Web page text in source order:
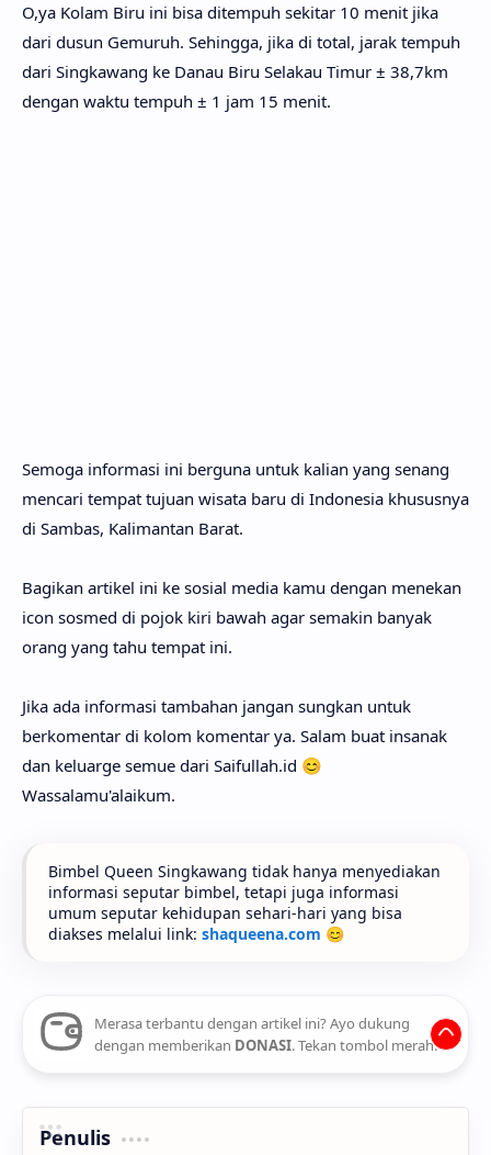
O,ya Kolam Biru ini bisa ditempuh sekitar 10 menit jika
dari dusun Gemuruh. Sehingga, jika di total, jarak tempuh
dari Singkawang ke Danau Biru Selakau Timur ± 38,7km
dengan waktu tempuh ± 1 jam 15 menit.
Semoga informasi ini berguna untuk kalian yang senang
mencari tempat tujuan wisata baru di Indonesia khususnya
di Sambas, Kalimantan Barat.
Bagikan artikel ini ke sosial media kamu dengan menekan
icon sosmed di pojok kiri bawah agar semakin banyak
orang yang tahu tempat ini.
Jika ada informasi tambahan jangan sungkan untuk
berkomentar di kolom komentar ya. Salam buat insanak
dan keluarge semue dari Saifullah.id 😊
Wassalamu'alaikum.
Bimbel Queen Singkawang tidak hanya menyediakan
informasi seputar bimbel, tetapi juga informasi
umum seputar kehidupan sehari-hari yang bisa
diakses melalui link: shaqueena.com 😊
Merasa terbantu dengan artikel ini? Ayo dukung
dengan memberikan DONASI. Tekan tombol merah.
Penulis